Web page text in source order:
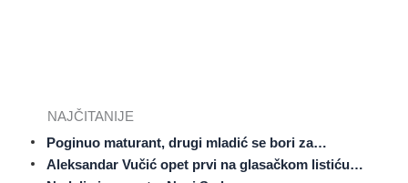
NAJČITANIJE
Poginuo maturant, drugi mladić se bori za…
Aleksandar Vučić opet prvi na glasačkom listiću…